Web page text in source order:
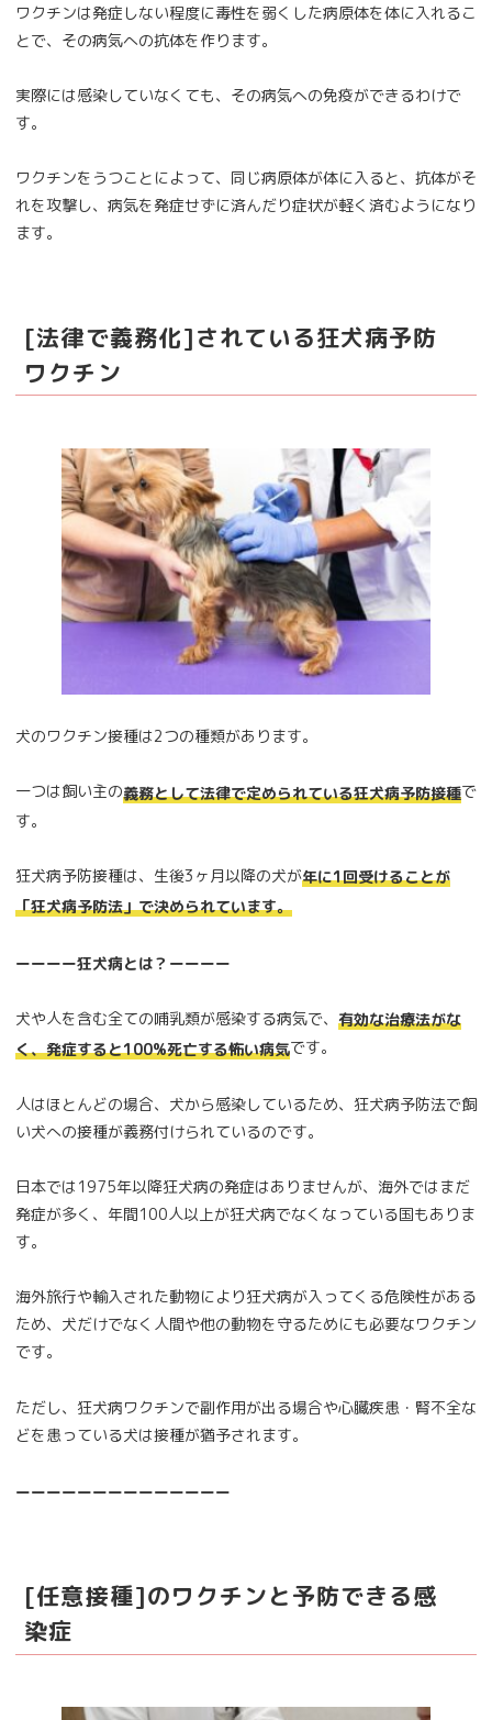
ワクチンは発症しない程度に毒性を弱くした病原体を体に入れるこ
とで、その病気への抗体を作ります。
実際には感染していなくても、その病気への免疫ができるわけで
す。
ワクチンをうつことによって、同じ病原体が体に入ると、抗体がそ
れを攻撃し、病気を発症せずに済んだり症状が軽く済むようになり
ます。
[法律で義務化]されている狂犬病予防
ワクチン
犬のワクチン接種は2つの種類があります。
一つは飼い主の義務として法律で定められている狂犬病予防接種で
す。
狂犬病予防接種は、生後3ヶ月以降の犬が年に1回受けることが
「狂犬病予防法」で決められています。
ーーーー狂犬病とは？ーーーー
犬や人を含む全ての哺乳類が感染する病気で、 有効な治療法がな
く、発症すると100%死亡する怖い病気です。
人はほとんどの場合、犬から感染しているため、狂犬病予防法で飼
い犬への接種が義務付けられているのです。
日本では1975年以降狂犬病の発症はありませんが、海外ではまだ
発症が多く、年間100人以上が狂犬病でなくなっている国もありま
す。
海外旅行や輸入された動物により狂犬病が入ってくる危険性がある
ため、犬だけでなく人間や他の動物を守るためにも必要なワクチン
です。
ただし、狂犬病ワクチンで副作用が出る場合や心臓疾患・腎不全な
どを患っている犬は接種が猶予されます。
ーーーーーーーーーーーーーー
[任意接種]のワクチンと予防できる感
染症